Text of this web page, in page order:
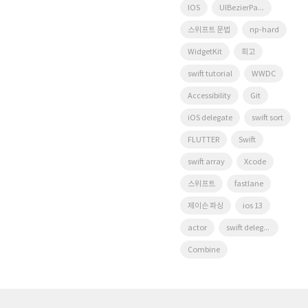
IOS UIBezierPath
스위프트 문법 np-hard
WidgetKit 회고
swift tutorial WWDC
Accessibility Git
iOS delegate swift sort
FLUTTER Swift
swift array Xcode
스위프트 fastlane
제이슨 파싱 ios 13
actor swift delegate
Combine